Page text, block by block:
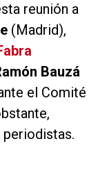
reunión a
(Madrid),
Bauzá
el Comité